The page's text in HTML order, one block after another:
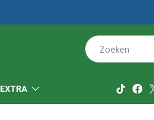
EXTRA